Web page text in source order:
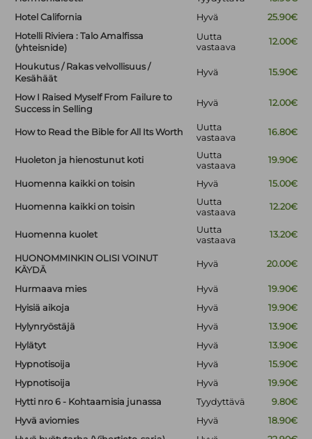
Hotel California
Hyvä
25.90€
Hotelli Riviera : Talo Amalfissa
(yhteisnide)
Uutta
vastaava
12.00€
Houkutus / Rakas velvollisuus /
Kesähäät
Hyvä 15.90€
How I Raised Myself From Failure to
Success in Selling
Hyvä 12.00€
How to Read the Bible for All Its Worth
Uutta
vastaava
16.80€
Huoleton ja hienostunut koti
Uutta
vastaava
19.90€
Huomenna kaikki on toisin Hyvä 15.00€
Huomenna kaikki on toisin
Uutta
vastaava
12.20€
Huomenna kuolet
Uutta
vastaava
13.20€
HUONOMMINKIN OLISI VOINUT
KÄYDÄ
Hyvä 20.00€
Hurmaava mies Hyvä
19.90€
Hyisiä aikoja
Hyvä
19.90€
Hylynryöstäjä
Hyvä
13.90€
Hylätyt
Hyvä
13.90€
Hypnotisoija
Hyvä
15.90€
Hypnotisoija
Hyvä
19.90€
Hytti nro 6 - Kohtaamisia junassa
Tyydyttävä
9.80€
Hyvä aviomies
Hyvä
18.90€